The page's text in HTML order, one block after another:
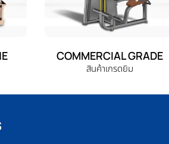
COMMERCIAL GRADE
สินค้าเกรดยิม